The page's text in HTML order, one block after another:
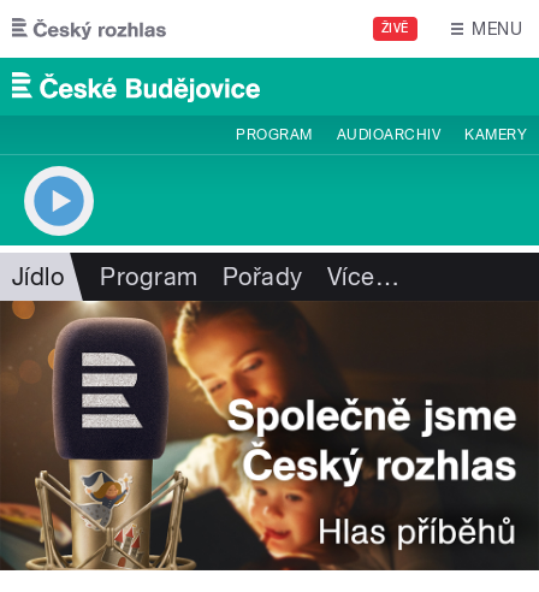
Přejít k hlavnímu obsahu
ŽIVĚ MENU
PROGRAM AUDIOARCHIV KAMERY
Jídlo Program Pořady Více…